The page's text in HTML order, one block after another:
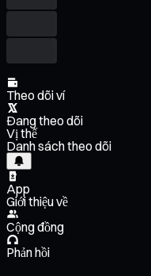
Theo dõi ví
Đang theo dõi
Vị thế
Danh sách theo dõi
App
Giới thiệu về
Cộng đồng
Phản hồi